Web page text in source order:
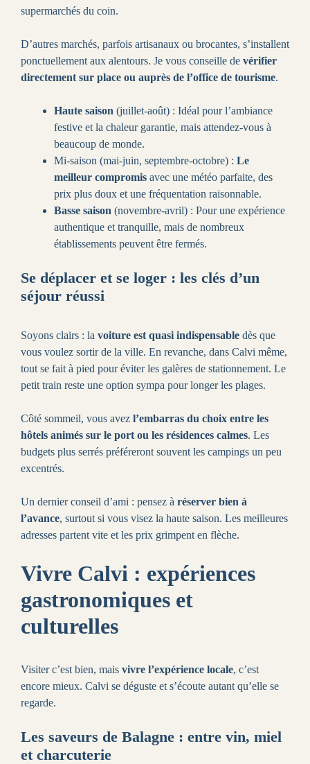
supermarchés du coin.
D’autres marchés, parfois artisanaux ou brocantes, s’installent
ponctuellement aux alentours. Je vous conseille de vérifier
directement sur place ou auprès de l’office de tourisme.
Haute saison (juillet-août) : Idéal pour l’ambiance
festive et la chaleur garantie, mais attendez-vous à
beaucoup de monde.
Mi-saison (mai-juin, septembre-octobre) : Le
meilleur compromis avec une météo parfaite, des
prix plus doux et une fréquentation raisonnable.
Basse saison (novembre-avril) : Pour une expérience
authentique et tranquille, mais de nombreux
établissements peuvent être fermés.
Se déplacer et se loger : les clés d’un
séjour réussi
Soyons clairs : la voiture est quasi indispensable dès que
vous voulez sortir de la ville. En revanche, dans Calvi même,
tout se fait à pied pour éviter les galères de stationnement. Le
petit train reste une option sympa pour longer les plages.
Côté sommeil, vous avez l’embarras du choix entre les
hôtels animés sur le port ou les résidences calmes. Les
budgets plus serrés préféreront souvent les campings un peu
excentrés.
Un dernier conseil d’ami : pensez à réserver bien à
l’avance, surtout si vous visez la haute saison. Les meilleures
adresses partent vite et les prix grimpent en flèche.
Vivre Calvi : expériences
gastronomiques et
culturelles
Visiter c’est bien, mais vivre l’expérience locale, c’est
encore mieux. Calvi se déguste et s’écoute autant qu’elle se
regarde.
Les saveurs de Balagne : entre vin, miel
et charcuterie